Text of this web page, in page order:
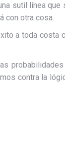
sutil línea que
con otra cosa.
a toda costa
contra la